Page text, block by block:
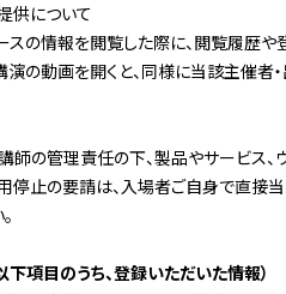
供について
スの情報を閲覧した際に、閲覧履歴
演の動画を開くと、同様に当該主催
師の管理責任の下、製品やサービス
停止の要請は、入場者ご自身で直接
項目のうち、登録いただいた情報）